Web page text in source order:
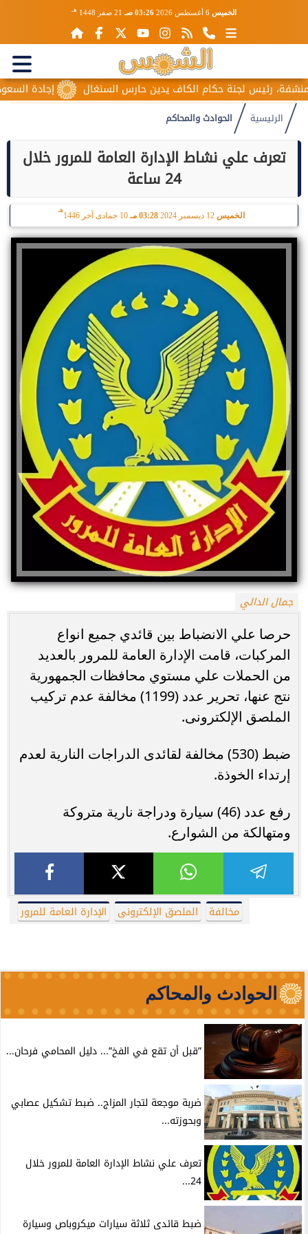
الخميس 03:26 صـ 21 صفر 1448 هـ
إجادة السعودية رئيس لجنة حكام الكاف يدين حارس السنغال
الرئيسية الحوادث والمحاكم
تعرف علي نشاط الإدارة العامة للمرور خلال
24 ساعة
الخميس 03:28 مـ 10 جمادى آخر 1446
هـ
جمال الدالي
حرصا علي الانضباط بين قائدي جميع انواع
المركبات، قامت الإدارة العامة للمرور بالعديد
من الحملات علي مستوي محافظات الجمهورية
نتج عنها، تحرير عدد (1199) مخالفة عدم تركيب
الملصق الإلكترونى.
ضبط (530) مخالفة لقائدى الدراجات النارية لعدم
إرتداء الخوذة.
رفع عدد (46) سيارة ودراجة نارية متروكة
ومتهالكة من الشوارع.
مخالفة الملصق الإلكترونى الإدارة العامة للمرور
الحوادث والمحاكم
”قبل أن تقع في الفخ”... دليل المحامي فرحان...
ضربة موجعة لتجار المزاج.. ضبط تشكيل عصابي
وبحوزته...
تعرف علي نشاط الإدارة العامة للمرور خلال
24...
ضبط قائدى ثلاثة سيارات ميكروباص وسيارة